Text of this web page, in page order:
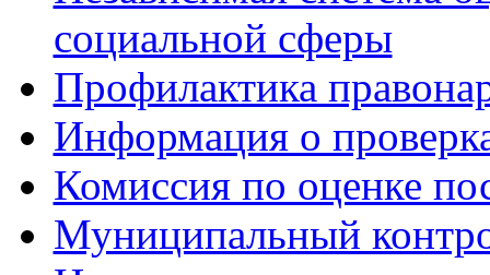
социальной сферы
Профилактика
Информация о
Комиссия по оценке
Муниципальный